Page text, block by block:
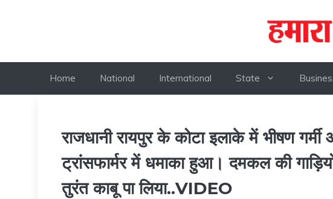
Home National International State
राजधानी रायपुर के कोटा इलाके में भीषण
ट्रांसफार्मर में धमाका हुआ। दमकल की
तुरंत काबू पा लिया..VIDEO